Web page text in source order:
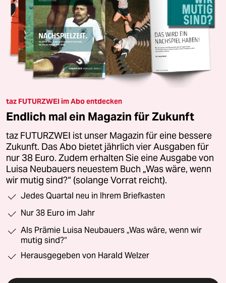
taz FUTURZWEI im Abo entdecken
Endlich mal ein Magazin für Zukunft
taz FUTURZWEI ist unser Magazin für eine bessere
Zukunft. Das Abo bietet jährlich vier Ausgaben für
nur 38 Euro. Zudem erhalten Sie eine Ausgabe von
Luisa Neubauers neuestem Buch „Was wäre, wenn
wir mutig sind?“ (solange Vorrat reicht).
Jedes Quartal neu in Ihrem Briefkasten
Nur 38 Euro im Jahr
Als Prämie Luisa Neubauers „Was wäre, wenn wir
mutig sind?“
Herausgegeben von Harald Welzer